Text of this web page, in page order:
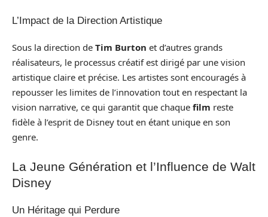
L’Impact de la Direction Artistique
Sous la direction de Tim Burton et d’autres grands
réalisateurs, le processus créatif est dirigé par une vision
artistique claire et précise. Les artistes sont encouragés à
repousser les limites de l’innovation tout en respectant la
vision narrative, ce qui garantit que chaque film reste
fidèle à l’esprit de Disney tout en étant unique en son
genre.
La Jeune Génération et l’Influence de Walt
Disney
Un Héritage qui Perdure